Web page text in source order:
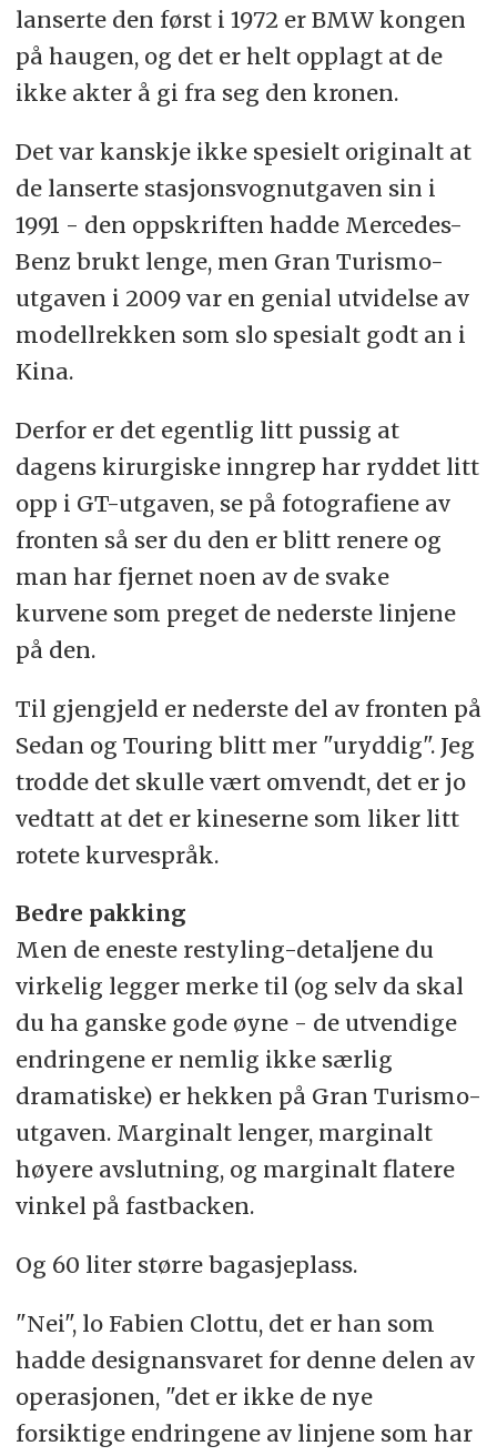
lanserte den først i 1972 er BMW kongen
på haugen, og det er helt opplagt at de
ikke akter å gi fra seg den kronen.
Det var kanskje ikke spesielt originalt at
de lanserte stasjonsvognutgaven sin i
1991 - den oppskriften hadde Mercedes-
Benz brukt lenge, men Gran Turismo-
utgaven i 2009 var en genial utvidelse av
modellrekken som slo spesialt godt an i
Kina.
Derfor er det egentlig litt pussig at
dagens kirurgiske inngrep har ryddet litt
opp i GT-utgaven, se på fotografiene av
fronten så ser du den er blitt renere og
man har fjernet noen av de svake
kurvene som preget de nederste linjene
på den.
Til gjengjeld er nederste del av fronten på
Sedan og Touring blitt mer "uryddig". Jeg
trodde det skulle vært omvendt, det er jo
vedtatt at det er kineserne som liker litt
rotete kurvespråk.
Bedre pakking
Men de eneste restyling-detaljene du
virkelig legger merke til (og selv da skal
du ha ganske gode øyne - de utvendige
endringene er nemlig ikke særlig
dramatiske) er hekken på Gran Turismo-
utgaven. Marginalt lenger, marginalt
høyere avslutning, og marginalt flatere
vinkel på fastbacken.
Og 60 liter større bagasjeplass.
"Nei", lo Fabien Clottu, det er han som
hadde designansvaret for denne delen av
operasjonen, "det er ikke de nye
forsiktige endringene av linjene som har